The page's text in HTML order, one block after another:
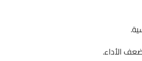
الأداء.